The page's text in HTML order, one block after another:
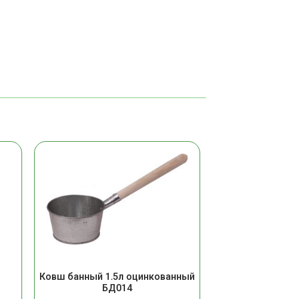
Ковш банный 1.5л оцинкованный
БД014